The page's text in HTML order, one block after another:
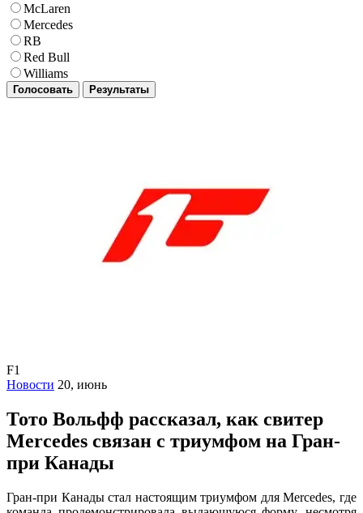
McLaren
Mercedes
RB
Red Bull
Williams
Голосовать Результаты
F1
Новости 20, июнь
Тото Вольфф рассказал, как свитер
Mercedes связан с триумфом на Гран-
при Канады
Гран-при Канады стал настоящим триумфом для Mercedes, где